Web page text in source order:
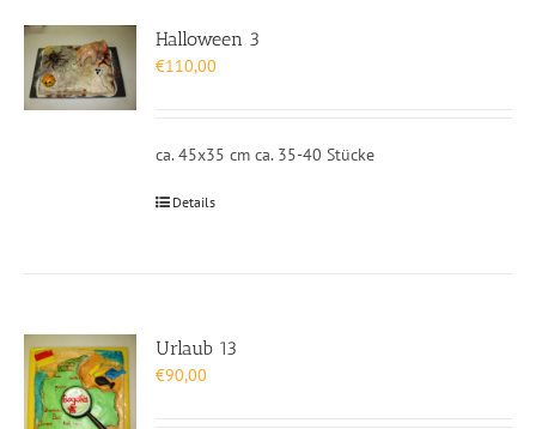
Halloween 3
€110,00
ca. 45x35 cm ca. 35-40 Stücke
Details
Urlaub 13
€90,00